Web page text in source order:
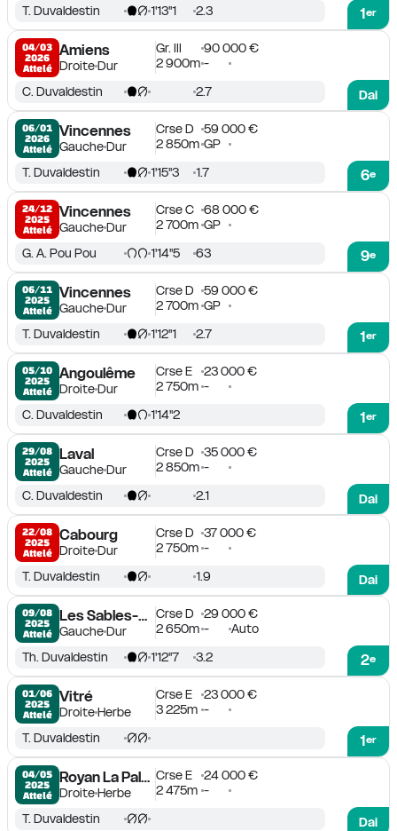
1er
T. Duvaldestin 1'13''1 2.3
04/03
2026
Attelé
Amiens
DroiteDur
Gr. III
90 000 €
2 900m -
Dai
C. Duvaldestin 2.7
06/01
2026
Attelé
Vincennes
GaucheDur
Crse D
59 000 €
2 850m GP
6e
T. Duvaldestin 1'15''3 1.7
24/12
2025
Attelé
Vincennes
GaucheDur
Crse C
68 000 €
2 700m GP
9e
G. A. Pou Pou 1'14''5 63
06/11
2025
Attelé
Vincennes
GaucheDur
Crse D
59 000 €
2 700m GP
1er
T. Duvaldestin 1'12''1 2.7
05/10
2025
Attelé
Angoulême
DroiteDur
Crse E
23 000 €
2 750m -
1er
C. Duvaldestin 1'14''2
29/08
2025
Attelé
Laval
GaucheDur
Crse D
35 000 €
2 850m -
Dai
C. Duvaldestin 2.1
22/08
2025
Attelé
Cabourg
DroiteDur
Crse D
37 000 €
2 750m -
Dai
T. Duvaldestin 1.9
09/08
2025
Attelé
Les Sables-d'Olonne
GaucheDur
Crse D
29 000 €
2 650m - Auto
2e
Th. Duvaldestin 1'12''7 3.2
01/06
2025
Attelé
Vitré
DroiteHerbe
Crse E
23 000 €
3 225m -
1er
T. Duvaldestin
04/05
2025
Attelé
Royan La Palmyre
DroiteHerbe
Crse E
24 000 €
2 475m -
Dai
T. Duvaldestin